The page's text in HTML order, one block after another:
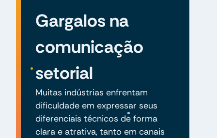
Gargalos na
comunicação
setorial
Muitas indústrias enfrentam
dificuldade em expressar seus
diferenciais técnicos de forma
clara e atrativa, tanto em canais